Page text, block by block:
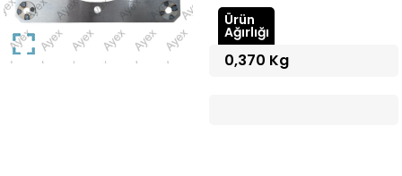
Ürün
Ağırlığı
0,370 Kg